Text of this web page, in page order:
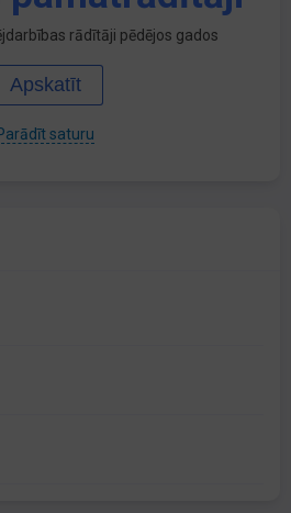
rādītāji pēdējos gados
Apskatīt
saturu